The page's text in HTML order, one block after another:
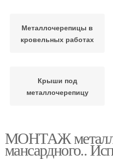
Металлочерепицы в
кровельных работах
Крыши под
металлочерепицу
Трубки для
металлочерепицы
МОНТАЖ
мансардного..